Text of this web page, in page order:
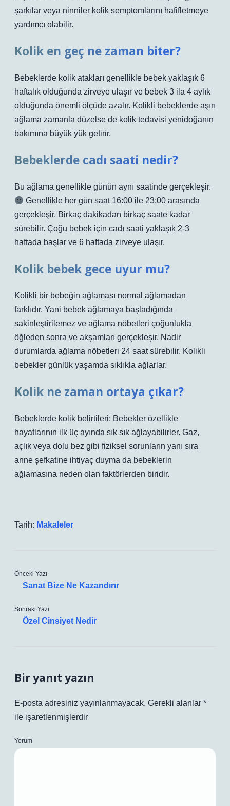
şarkılar veya ninniler kolik semptomlarını hafifletmeye
yardımcı olabilir.
Kolik en geç ne zaman biter?
Bebeklerde kolik atakları genellikle bebek yaklaşık 6
haftalık olduğunda zirveye ulaşır ve bebek 3 ila 4 aylık
olduğunda önemli ölçüde azalır. Kolikli bebeklerde aşırı
ağlama zamanla düzelse de kolik tedavisi yenidoğanın
bakımına büyük yük getirir.
Bebeklerde cadı saati nedir?
Bu ağlama genellikle günün aynı saatinde gerçekleşir.
Genellikle her gün saat 16:00 ile 23:00 arasında
gerçekleşir. Birkaç dakikadan birkaç saate kadar
sürebilir. Çoğu bebek için cadı saati yaklaşık 2-3
haftada başlar ve 6 haftada zirveye ulaşır.
Kolik bebek gece uyur mu?
Kolikli bir bebeğin ağlaması normal ağlamadan
farklıdır. Yani bebek ağlamaya başladığında
sakinleştirilemez ve ağlama nöbetleri çoğunlukla
öğleden sonra ve akşamları gerçekleşir. Nadir
durumlarda ağlama nöbetleri 24 saat sürebilir. Kolikli
bebekler günlük yaşamda sıklıkla ağlarlar.
Kolik ne zaman ortaya çıkar?
Bebeklerde kolik belirtileri: Bebekler özellikle
hayatlarının ilk üç ayında sık sık ağlayabilirler. Gaz,
açlık veya dolu bez gibi fiziksel sorunların yanı sıra
anne şefkatine ihtiyaç duyma da bebeklerin
ağlamasına neden olan faktörlerden biridir.
Tarih: Makaleler
Önceki Yazı
Sanat Bize Ne Kazandırır
Sonraki Yazı
Özel Cinsiyet Nedir
Bir yanıt yazın
E-posta adresiniz yayınlanmayacak. Gerekli alanlar *
ile işaretlenmişlerdir
Yorum